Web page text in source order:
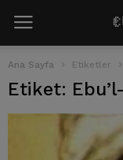
Ana Sayfa Etiketler
Etiket: